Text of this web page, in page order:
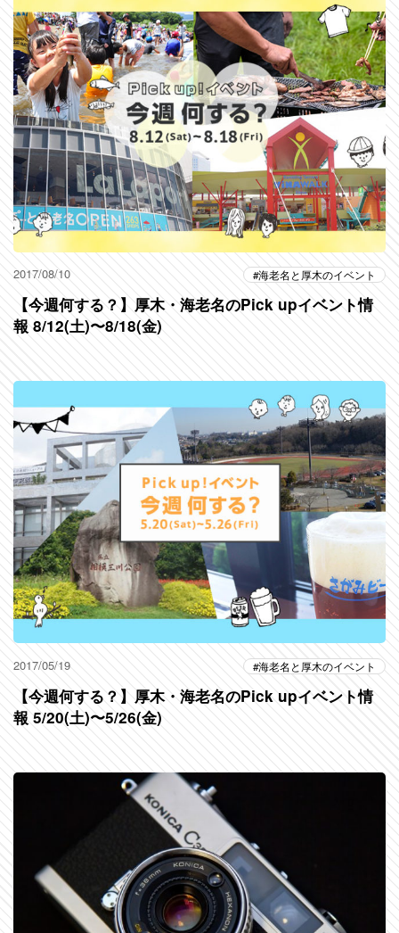
2017/08/10 海老名と厚木のイベント
【今週何する？】厚木・海老名のPick upイベント情
報 8/12(土)〜8/18(金)
2017/05/19 海老名と厚木のイベント
【今週何する？】厚木・海老名のPick upイベント情
報 5/20(土)〜5/26(金)